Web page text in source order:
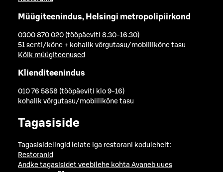
Müügiteenindus, Helsingi metropolipiirkond
0300 870 020 (tööpäeviti 8.30-16.30)
51 senti/kõne + kohalik võrgutasu/mobiilikõne tasu
Kõik müügiteenused
Klienditeenindus
010 76 5858 (tööpäeviti klo 9-16)
kohalik võrgutasu/mobiilikõne tasu
Tagasiside
Tagasisidelingid leiate iga restorani kodulehelt:
Restoranid
Andke tagasisidet veebilehe kohta Avaneb uues